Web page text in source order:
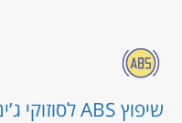
שיפוץ ABS לסוזוקי ג’ימני